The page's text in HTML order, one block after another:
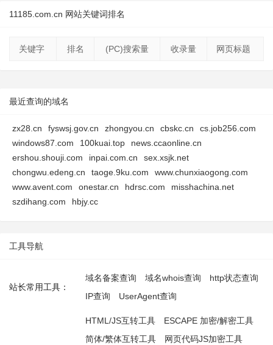
11185.com.cn 网站关键词排名
关键字 排名 (PC)搜索量 收录量 网页标题
最近查询的域名
zx28.cn fyswsj.gov.cn zhongyou.cn cbskc.cn
cs.job256.com
windows87.com
100kuai.top
news.ccaonline.cn
ershou.shouji.com
inpai.com.cn
sex.xsjk.net
chongwu.edeng.cn
taoge.9ku.com
www.chunxiaogong.com
www.avent.com
onestar.cn hdrsc.com
misshachina.net
szdihang.com
hbjy.cc
工具导航
站长常用工具：
域名备案查询 域名whois查询
http状态查询
IP查询
UserAgent查询
HTML/JS互转工具
ESCAPE 加密/解密工具
简体/繁体互转工具
网页代码JS加密工具